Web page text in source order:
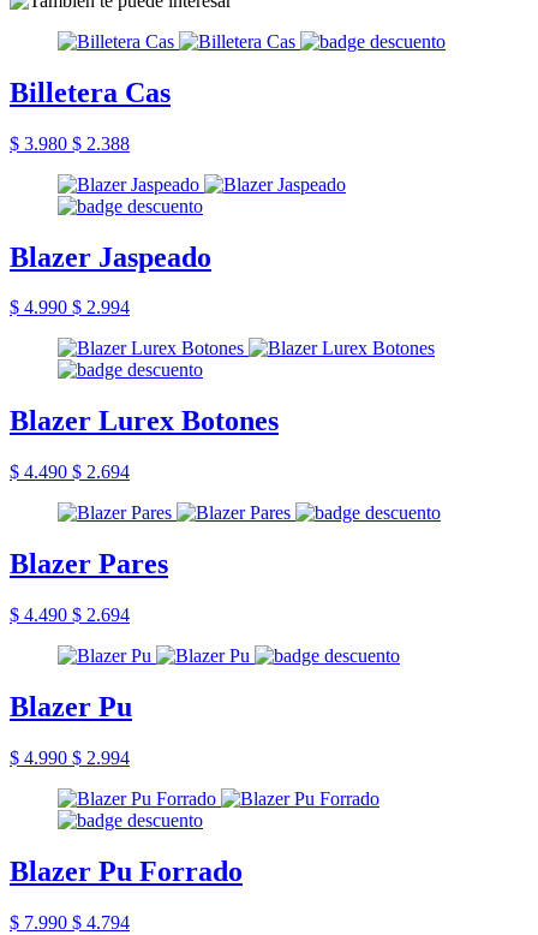
Billetera Cas
$ 3.980 $ 2.388
Blazer Jaspeado
$ 4.990 $ 2.994
Blazer Lurex Botones
$ 4.490 $ 2.694
Blazer Pares
$ 4.490 $ 2.694
Blazer Pu
$ 4.990 $ 2.994
Blazer Pu Forrado
$ 7.990 $ 4.794